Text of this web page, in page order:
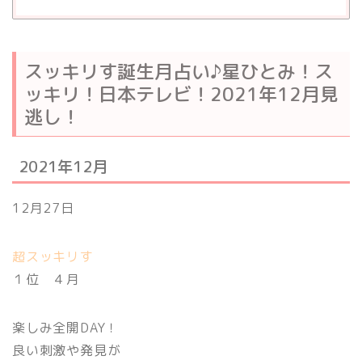
スッキリす誕生月占い♪星ひとみ！ス
ッキリ！日本テレビ！2021年12月見
逃し！
2021年12月
12月27日
超スッキリす
１位 ４月
楽しみ全開DAY！
良い刺激や発見が